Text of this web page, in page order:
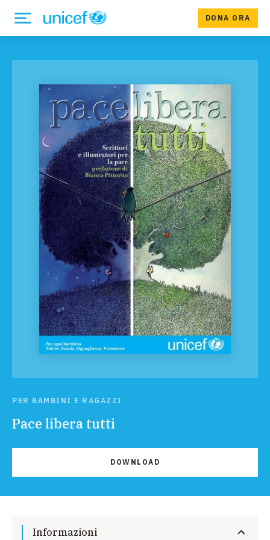
DONA ORA
PER BAMBINI E RAGAZZI
Pace libera tutti
DOWNLOAD
Informazioni